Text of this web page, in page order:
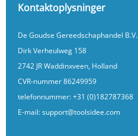
Kontaktoplysninger
De Goudse Gereedschaphandel B.V.
Dirk Verheulweg 158
2742 JR Waddinxveen, Holland
CVR-nummer 86249959
telefonnummer:+31 (0)182787368
E-mail:support@toolsidee.com